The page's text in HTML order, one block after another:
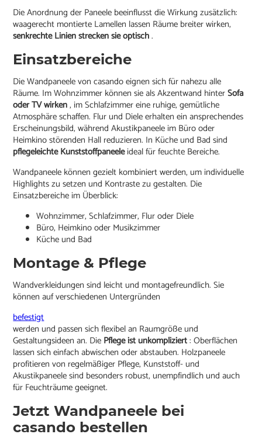
Die Anordnung der Paneele beeinflusst die Wirkung zusätzlich:
waagerecht montierte Lamellen lassen Räume breiter wirken,
senkrechte Linien strecken sie optisch.
Einsatzbereiche
Die Wandpaneele von casando eignen sich für nahezu alle
Räume. Im Wohnzimmer können sie als Akzentwand hinterSofa
oder TV wirken, im Schlafzimmer eine ruhige, gemütliche
Atmosphäre schaffen. Flur und Diele erhalten ein ansprechendes
Erscheinungsbild, während Akustikpaneele im Büro oder
Heimkino störenden Hall reduzieren. In Küche und Bad sind
pflegeleichte Kunststoffpaneeleideal für feuchte Bereiche.
Wandpaneele können gezielt kombiniert werden, um individuelle
Highlights zu setzen und Kontraste zu gestalten. Die
Einsatzbereiche im Überblick:
Wohnzimmer, Schlafzimmer, Flur oder Diele
Büro, Heimkino oder Musikzimmer
Küche und Bad
Montage & Pflege
Wandverkleidungen sind leicht und montagefreundlich. Sie
können auf verschiedenen Untergründen
befestigt
werden und passen sich flexibel an Raumgröße und
Gestaltungsideen an. Die Pflege ist unkompliziert: Oberflächen
lassen sich einfach abwischen oder abstauben. Holzpaneele
profitieren von regelmäßiger Pflege, Kunststoff- und
Akustikpaneele sind besonders robust, unempfindlich und auch
für Feuchträume geeignet.
Jetzt Wandpaneele bei
casando bestellen